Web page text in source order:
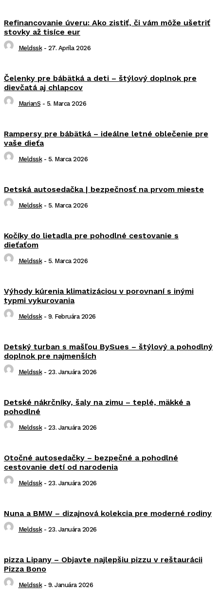
Refinancovanie úveru: Ako zistiť, či vám môže ušetriť
stovky až tisíce eur
Meldssk - 27. Apríla 2026
Čelenky pre bábätká a deti – štýlový doplnok pre
dievčatá aj chlapcov
MarianS - 5. Marca 2026
Rampersy pre bábätká – ideálne letné oblečenie pre
vaše dieťa
Meldssk - 5. Marca 2026
Detská autosedačka | bezpečnosť na prvom mieste
Meldssk - 5. Marca 2026
Kočíky do lietadla pre pohodlné cestovanie s
dieťaťom
Meldssk - 5. Marca 2026
Výhody kúrenia klimatizáciou v porovnaní s inými
typmi vykurovania
Meldssk - 9. Februára 2026
Detský turban s mašľou BySues – štýlový a pohodlný
doplnok pre najmenších
Meldssk - 23. Januára 2026
Detské nákrčníky, šaly na zimu – teplé, mäkké a
pohodlné
Meldssk - 23. Januára 2026
Otočné autosedačky – bezpečné a pohodlné
cestovanie detí od narodenia
Meldssk - 23. Januára 2026
Nuna a BMW – dizajnová kolekcia pre moderné rodiny
Meldssk - 23. Januára 2026
pizza Lipany – Objavte najlepšiu pizzu v reštaurácii
Pizza Bono
Meldssk - 9. Januára 2026